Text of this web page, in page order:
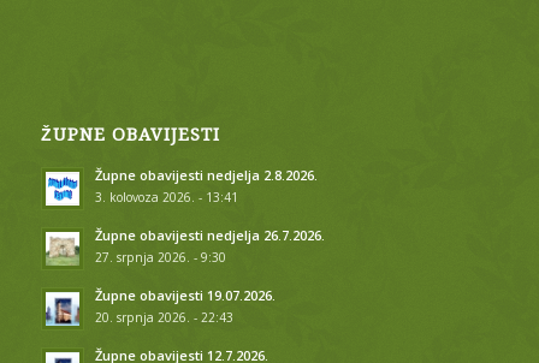
ŽUPNE OBAVIJESTI
Župne obavijesti nedjelja 2.8.2026.
3. kolovoza 2026. - 13:41
Župne obavijesti nedjelja 26.7.2026.
27. srpnja 2026. - 9:30
Župne obavijesti 19.07.2026.
20. srpnja 2026. - 22:43
Župne obavijesti 12.7.2026.